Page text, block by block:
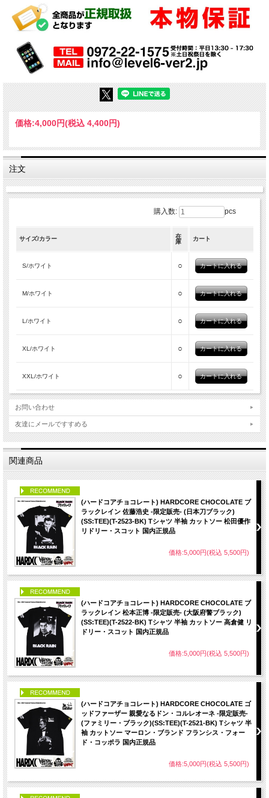
価格:4,000円(税込 4,400円)
注文
購入数: pcs
サイズ/カラー
在
庫
カート
S/ホワイト ○
M/ホワイト ○
L/ホワイト ○
XL/ホワイト ○
XXL/ホワイト ○
お問い合わせ
友達にメールですすめる
関連商品
(ハードコアチョコレート) HARDCORE CHOCOLATE ブ
ラックレイン 佐藤浩史 -限定販売- (日本刀ブラック)
(SS:TEE)(T-2523-BK) Tシャツ 半袖 カットソー 松田優作
リドリー・スコット 国内正規品
価格:5,000円(税込 5,500円)
(ハードコアチョコレート) HARDCORE CHOCOLATE ブ
ラックレイン 松本正博 -限定販売- (大阪府警ブラック)
(SS:TEE)(T-2522-BK) Tシャツ 半袖 カットソー 高倉健 リ
ドリー・スコット 国内正規品
価格:5,000円(税込 5,500円)
(ハードコアチョコレート) HARDCORE CHOCOLATE ゴ
ッドファーザー 親愛なるドン・コルレオーネ -限定販売-
(ファミリー・ブラック)(SS:TEE)(T-2521-BK) Tシャツ 半
袖 カットソー マーロン・ブランド フランシス・フォー
ド・コッポラ 国内正規品
価格:5,000円(税込 5,500円)